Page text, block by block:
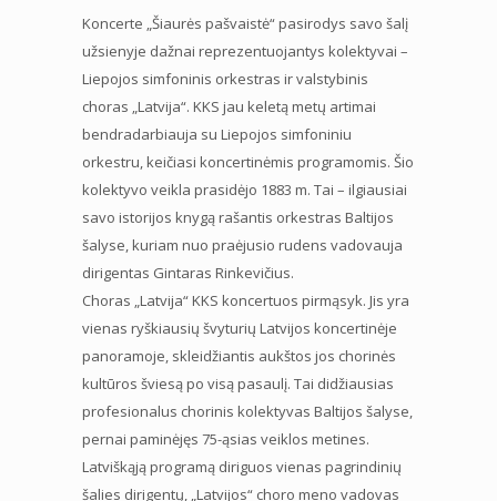
Koncerte „Šiaurės pašvaistė“ pasirodys savo šalį
užsienyje dažnai reprezentuojantys kolektyvai –
Liepojos simfoninis orkestras ir valstybinis
choras „Latvija“. KKS jau keletą metų artimai
bendradarbiauja su Liepojos simfoniniu
orkestru, keičiasi koncertinėmis programomis. Šio
kolektyvo veikla prasidėjo 1883 m. Tai – ilgiausiai
savo istorijos knygą rašantis orkestras Baltijos
šalyse, kuriam nuo praėjusio rudens vadovauja
dirigentas Gintaras Rinkevičius.
Choras „Latvija“ KKS koncertuos pirmąsyk. Jis yra
vienas ryškiausių švyturių Latvijos koncertinėje
panoramoje, skleidžiantis aukštos jos chorinės
kultūros šviesą po visą pasaulį. Tai didžiausias
profesionalus chorinis kolektyvas Baltijos šalyse,
pernai paminėjęs 75-ąsias veiklos metines.
Latviškąją programą diriguos vienas pagrindinių
šalies dirigentų, „Latvijos“ choro meno vadovas